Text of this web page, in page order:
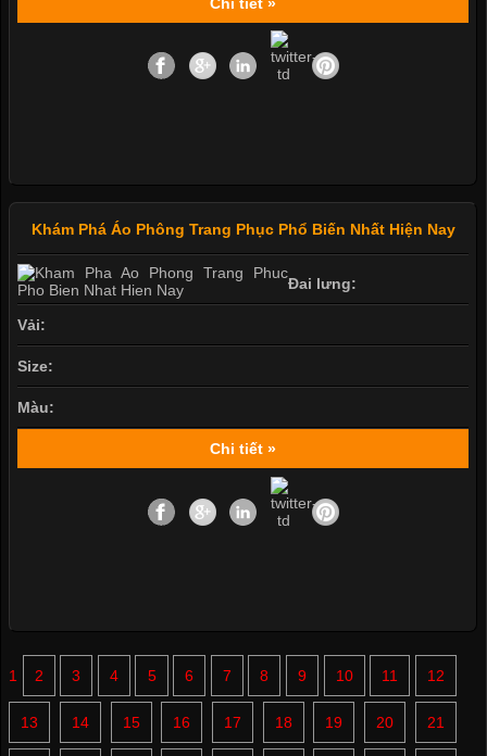
Khám Phá Áo Phông Trang Phục Phổ Biến Nhất Hiện Nay
Đai lưng:
Vải:
Size:
Màu:
Chi tiết »
1 2 3 4 5 6 7 8 9 10 11 12
13 14 15 16 17 18 19 20 21